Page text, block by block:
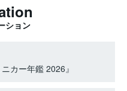
ション
カー年鑑 2026』